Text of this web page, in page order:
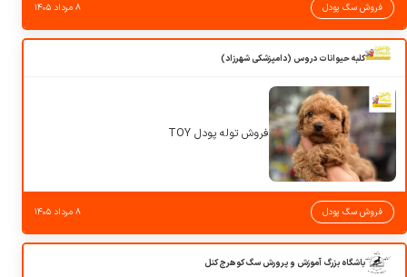
فروش سگ پودل ۸ مرداد ۱۴۰۵
کلبه حیوانات دروس (دامپزشکی شهرزاد)
فروش توله پودل TOY
فروش سگ پودل ۸ مرداد ۱۴۰۵
باشگاه بزرگ آموزش و پرورش سگ کوهرج کنل